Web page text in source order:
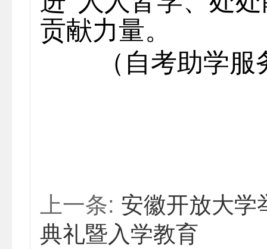
贡献力量。
（自考助学
上一条: 安徽开放大学
典礼暨入学教育